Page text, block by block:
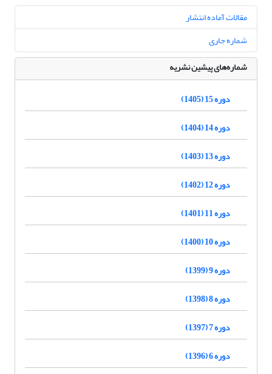
مقالات آماده انتشار
شماره جاری
شماره‌های پیشین نشریه
دوره 15 (1405)
دوره 14 (1404)
دوره 13 (1403)
دوره 12 (1402)
دوره 11 (1401)
دوره 10 (1400)
دوره 9 (1399)
دوره 8 (1398)
دوره 7 (1397)
دوره 6 (1396)